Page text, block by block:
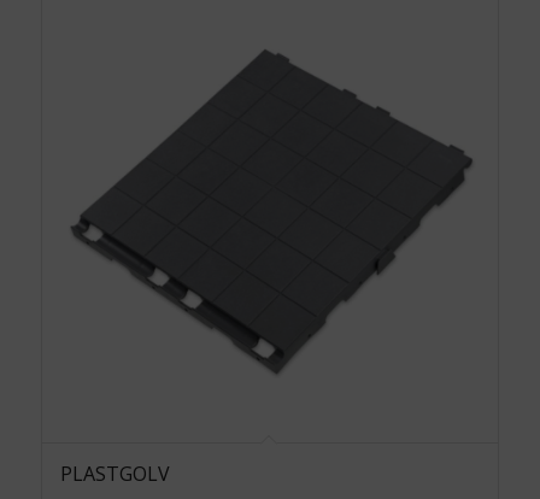
PLASTGOLV